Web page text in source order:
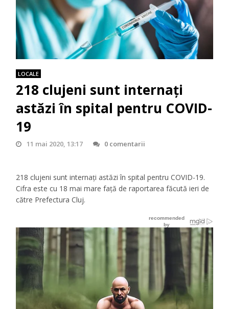
LOCALE
218 clujeni sunt internați
astăzi în spital pentru COVID-
19
11 mai 2020, 13:17 0 comentarii
218 clujeni sunt internați astăzi în spital pentru COVID-19.
Cifra este cu 18 mai mare față de raportarea făcută ieri de
către Prefectura Cluj.